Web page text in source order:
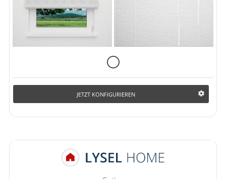
JETZT KONFIGURIEREN